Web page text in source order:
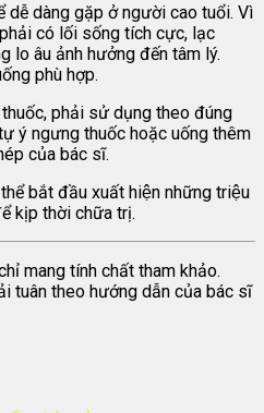
dễ dàng gặp ở người cao tuổi. Vì
có lối sống tích cực, lạc
lo âu ảnh hưởng đến tâm lý.
phù hợp.
phải sử dụng theo đúng
ý ngưng thuốc hoặc uống thêm
của bác sĩ.
bắt đầu xuất hiện những triệu
kịp thời chữa trị.
mang tính chất tham khảo.
tuân theo hướng dẫn của bác sĩ